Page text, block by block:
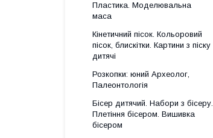
Пластика. Моделювальна
маса
Кінетичний пісок. Кольоровий
пісок, блискітки. Картини з піску
дитячі
Розкопки: юний Археолог,
Палеонтологія
Бісер дитячий. Набори з бісеру.
Плетіння бісером. Вишивка
бісером